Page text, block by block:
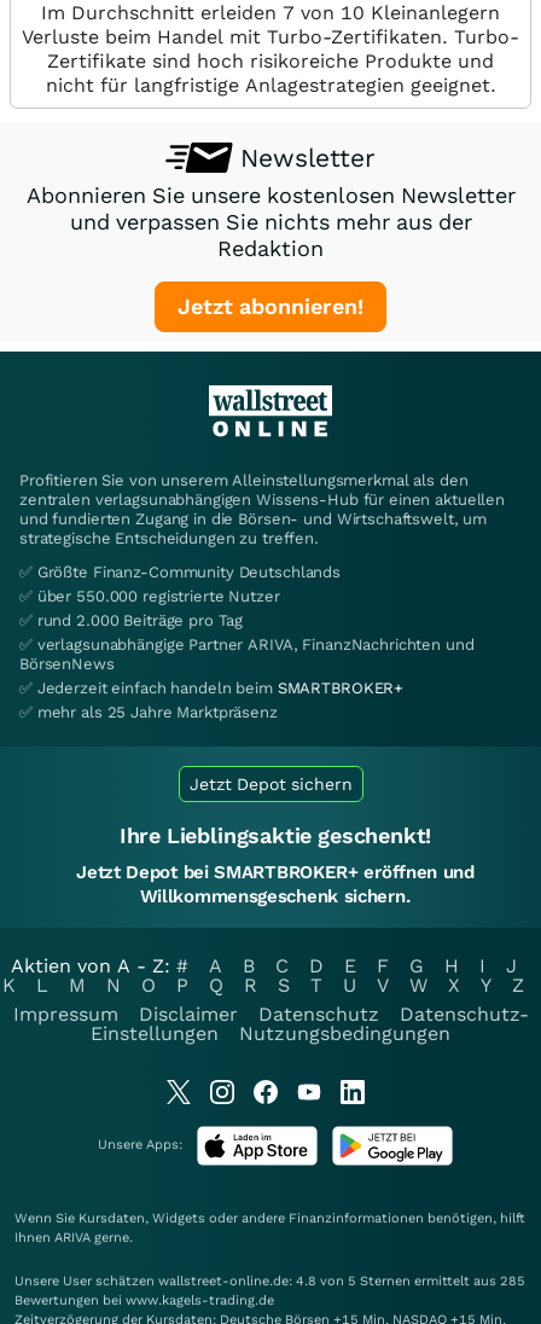
Im Durchschnitt erleiden 7 von 10 Kleinanlegern
Verluste beim Handel mit Turbo-Zertifikaten. Turbo-
Zertifikate sind hoch risikoreiche Produkte und
nicht für langfristige Anlagestrategien geeignet.
Newsletter
Abonnieren Sie unsere kostenlosen Newsletter
und verpassen Sie nichts mehr aus der
Redaktion
Jetzt abonnieren!
Profitieren Sie von unserem Alleinstellungsmerkmal als den
zentralen verlagsunabhängigen Wissens-Hub für einen aktuellen
und fundierten Zugang in die Börsen- und Wirtschaftswelt, um
strategische Entscheidungen zu treffen.
✅ Größte Finanz-Community Deutschlands
✅ über 550.000 registrierte Nutzer
✅ rund 2.000 Beiträge pro Tag
✅ verlagsunabhängige Partner ARIVA, FinanzNachrichten und
BörsenNews
✅ Jederzeit einfach handeln beim SMARTBROKER+
✅ mehr als 25 Jahre Marktpräsenz
Jetzt Depot sichern
Ihre Lieblingsaktie geschenkt!
Jetzt Depot bei SMARTBROKER+ eröffnen und
Willkommensgeschenk sichern.
Aktien von A - Z: # A B C D E F G H I
J
K
L M N O P Q R S T U V W X Y
Z
Impressum
Disclaimer Datenschutz
Datenschutz-
Einstellungen
Nutzungsbedingungen
Unsere Apps:
Wenn Sie Kursdaten, Widgets oder andere Finanzinformationen benötigen, hilft
Ihnen ARIVA gerne.
Unsere User schätzen wallstreet-online.de: 4.8 von 5 Sternen ermittelt aus 285
Bewertungen bei www.kagels-trading.de
Zeitverzögerung der Kursdaten: Deutsche Börsen +15 Min. NASDAQ +15 Min.